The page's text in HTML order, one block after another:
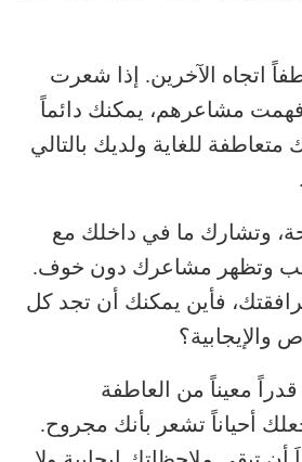
اتجاه الآخرين. إذا شعرت
فهمت مشاعرهم، يمكنك دائماً
للغاية ولديك بالتالي
وتشارك ما في داخلك مع
وتظهر مشاعرك دون خوف.
فأين يمكنك أن تجد كل
والإيجابية؟
معيناً من العاطفة
أحياناً تشعر بأنك مجروح.